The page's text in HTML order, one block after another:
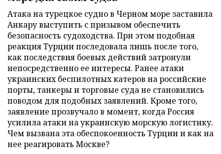
Атака на турецкое судно в Черном море заставила
Анкару выступить с призывом обеспечить
безопасность судоходства. При этом подобная
реакция Турции последовала лишь после того,
как последствия боевых действий затронули
непосредственно ее интересы. Ранее атаки
украинских беспилотных катеров на российские
порты, танкеры и торговые суда не становились
поводом для подобных заявлений. Кроме того,
заявление прозвучало в момент, когда Россия
усилила атаки на украинскую морскую логистику.
Чем вызвана эта обеспокоенность Турции и как на
нее реагировать Москве?